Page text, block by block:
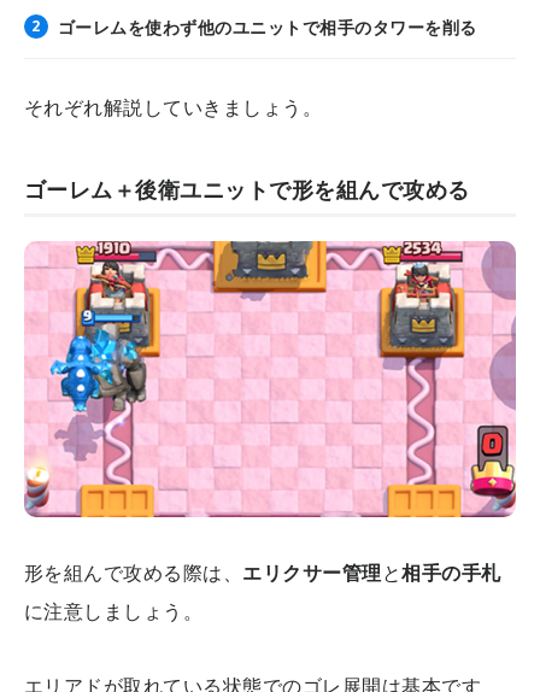
ゴーレムを使わず他のユニットで相手のタワーを削る
それぞれ解説していきましょう。
ゴーレム＋後衛ユニットで形を組んで攻める
形を組んで攻める際は、 エリクサー管理と相手の手札
に注意しましょう。
エリアドが取れている状態でのゴレ展開は基本です